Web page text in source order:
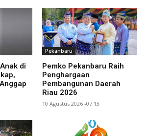
di
Pekanbaru
Pemko Pekanbaru Raih
Penghargaan
Pembangunan Daerah
Riau 2026
10 Agustus 2026 -07:13